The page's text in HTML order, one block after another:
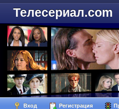
Телесериал.com
Вход Регистрация